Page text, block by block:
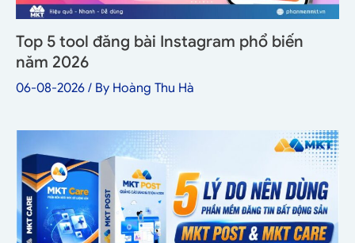
Top 5 tool đăng bài Instagram phổ biến
năm 2026
06-08-2026 / By Hoàng Thu Hà